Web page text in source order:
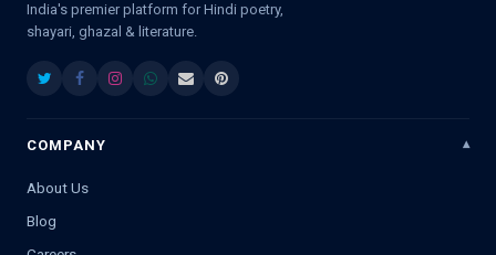
India's premier platform for Hindi poetry,
shayari, ghazal & literature.
COMPANY
About Us
Blog